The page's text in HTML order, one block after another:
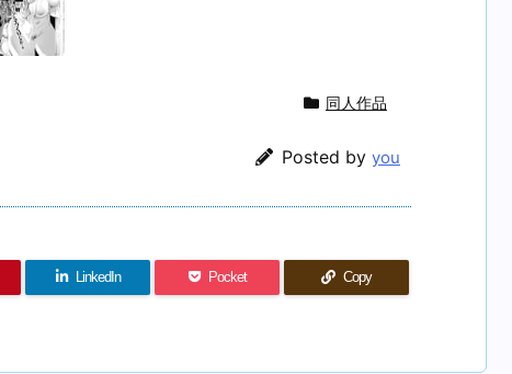
同人作品
Posted by you
LinkedIn Pocket Copy